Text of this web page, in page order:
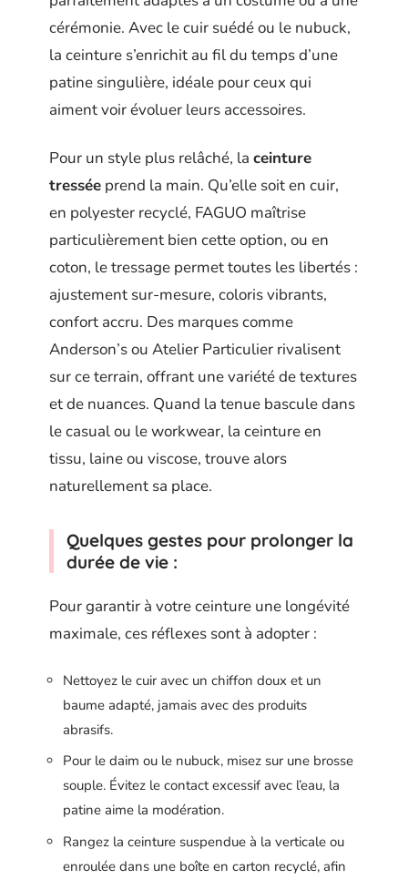
cérémonie. Avec le cuir suédé ou le nubuck,
la ceinture s’enrichit au fil du temps d’une
patine singulière, idéale pour ceux qui
aiment voir évoluer leurs accessoires.
Pour un style plus relâché, la ceinture
tressée prend la main. Qu’elle soit en cuir,
en polyester recyclé, FAGUO maîtrise
particulièrement bien cette option, ou en
coton, le tressage permet toutes les libertés :
ajustement sur-mesure, coloris vibrants,
confort accru. Des marques comme
Anderson’s ou Atelier Particulier rivalisent
sur ce terrain, offrant une variété de textures
et de nuances. Quand la tenue bascule dans
le casual ou le workwear, la ceinture en
tissu, laine ou viscose, trouve alors
naturellement sa place.
Quelques gestes pour prolonger la
durée de vie :
Pour garantir à votre ceinture une longévité
maximale, ces réflexes sont à adopter :
Nettoyez le cuir avec un chiffon doux et un
baume adapté, jamais avec des produits
abrasifs.
Pour le daim ou le nubuck, misez sur une brosse
souple. Évitez le contact excessif avec l’eau, la
patine aime la modération.
Rangez la ceinture suspendue à la verticale ou
enroulée dans une boîte en carton recyclé, afin